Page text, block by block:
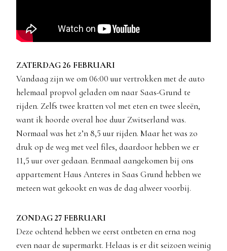
ZATERDAG 26 FEBRUARI
Vandaag zijn we om 06:00 uur vertrokken met de auto
helemaal propvol geladen om naar Saas-Grund te
rijden. Zelfs twee kratten vol met eten en twee sleeën,
want ik hoorde overal hoe duur Zwitserland was.
Normaal was het z’n 8,5 uur rijden. Maar het was zo
druk op de weg met veel files, daardoor hebben we er
11,5 uur over gedaan. Eenmaal aangekomen bij ons
appartement Haus Anteres in Saas Grund hebben we
meteen wat gekookt en was de dag alweer voorbij.
ZONDAG 27 FEBRUARI
Deze ochtend hebben we eerst ontbeten en erna nog
even naar de supermarkt. Helaas is er dit seizoen weinig